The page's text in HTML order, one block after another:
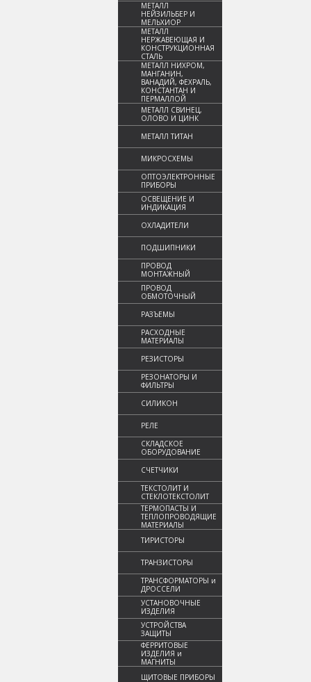
МЕТАЛЛ
НЕЙЗИЛЬБЕР И
МЕЛЬХИОР
МЕТАЛЛ
НЕРЖАВЕЮЩАЯ И
КОНСТРУКЦИОННАЯ
СТАЛЬ
МЕТАЛЛ НИХРОМ,
МАНГАНИН,
ВАНАДИЙ, ФЕХРАЛЬ,
КОНСТАНТАН И
ПЕРМАЛЛОЙ
МЕТАЛЛ СВИНЕЦ,
ОЛОВО И ЦИНК
МЕТАЛЛ ТИТАН
МИКРОСХЕМЫ
ОПТОЭЛЕКТРОННЫЕ
ПРИБОРЫ
ОСВЕЩЕНИЕ И
ИНДИКАЦИЯ
ОХЛАДИТЕЛИ
ПОДШИПНИКИ
ПРОВОД
МОНТАЖНЫЙ
ПРОВОД
ОБМОТОЧНЫЙ
РАЗЪЕМЫ
РАСХОДНЫЕ
МАТЕРИАЛЫ
РЕЗИСТОРЫ
РЕЗОНАТОРЫ И
ФИЛЬТРЫ
СИЛИКОН
РЕЛЕ
СКЛАДСКОЕ
ОБОРУДОВАНИЕ
СЧЕТЧИКИ
ТЕКСТОЛИТ И
СТЕКЛОТЕКСТОЛИТ
ТЕРМОПАСТЫ И
ТЕПЛОПРОВОДЯЩИЕ
МАТЕРИАЛЫ
ТИРИСТОРЫ
ТРАНЗИСТОРЫ
ТРАНСФОРМАТОРЫ и
ДРОССЕЛИ
УСТАНОВОЧНЫЕ
ИЗДЕЛИЯ
УСТРОЙСТВА
ЗАЩИТЫ
ФЕРРИТОВЫЕ
ИЗДЕЛИЯ и
МАГНИТЫ
ЩИТОВЫЕ ПРИБОРЫ